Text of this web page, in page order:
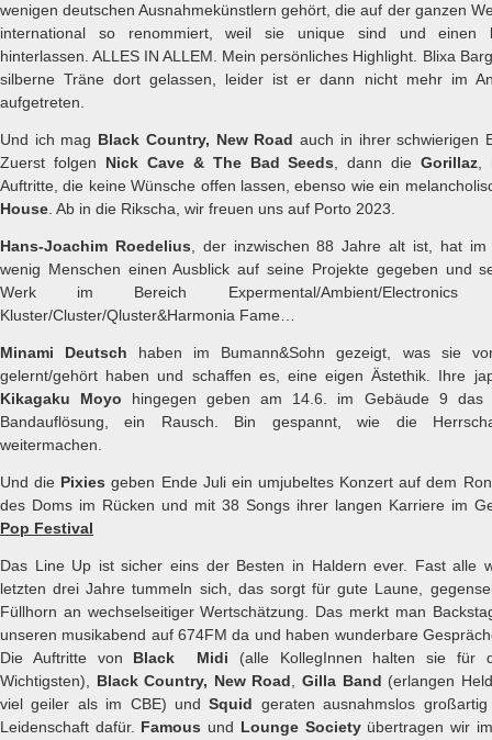
wenigen deutschen Ausnahmekünstlern gehört, die auf der ganzen
international so renommiert, weil sie unique sind und einen
hinterlassen. ALLES IN ALLEM. Mein persönliches Highlight. Blixa
silberne Träne dort gelassen, leider ist er dann nicht mehr im
aufgetreten.
Und ich mag Black Country, New Road auch in ihrer schwierigen
Zuerst folgen Nick Cave & The Bad Seeds, dann dieGorillaz,
Auftritte, die keine Wünsche offen lassen, ebenso wie ein
House. Ab in die Rikscha, wir freuen uns auf Porto 2023.
Hans-Joachim Roedelius, der inzwischen 88 Jahre alt ist, hat im
wenig Menschen einen Ausblick auf seine Projekte gegeben und
Werk im Bereich Expermental/Ambient/Electronics
Kluster/Cluster/Qluster&Harmonia Fame…
Minami Deutsch haben im Bumann&Sohn gezeigt, was sie
gelernt/gehört haben und schaffen es, eine eigen Ästethik. Ihre
Kikagaku Moyo hingegen geben am 14.6. im Gebäude 9 das
Bandauflösung, ein Rausch. Bin gespannt, wie die
weitermachen.
Und die Pixies geben Ende Juli ein umjubeltes Konzert auf dem
des Doms im Rücken und mit 38 Songs ihrer langen Karriere im
Pop Festival
Das Line Up ist sicher eins der Besten in Haldern ever. Fast alle
letzten drei Jahre tummeln sich, das sorgt für gute Laune,
Füllhorn an wechselseitiger Wertschätzung. Das merkt man
unseren musikabend auf 674FM da und haben wunderbare
Die Auftritte von Black Midi (alle KollegInnen halten sie für
Wichtigsten), Black Country, New Road,Gilla Band (erlangen
viel geiler als im CBE) undSquid geraten ausnahmslos
Leidenschaft dafür. Famous und Lounge Society übertragen wir